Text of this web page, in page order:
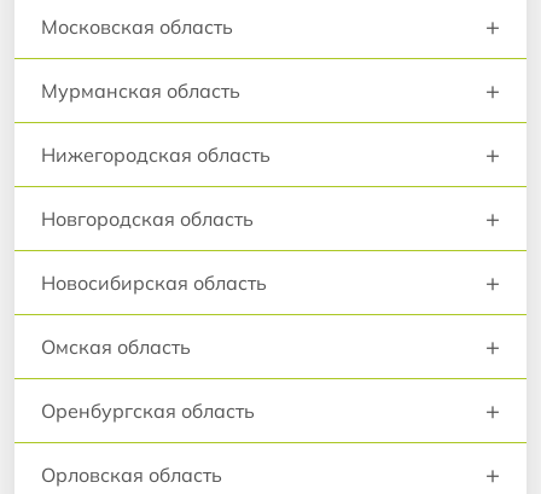
Московская область +
Мурманская область +
Нижегородская область +
Новгородская область +
Новосибирская область +
Омская область +
Оренбургская область +
Орловская область +